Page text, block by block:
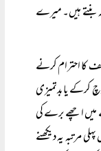
بنتے ہیں۔ میرے
کا احترام کرنے
کرکے یا بدتمیزی
میں اچھے برے کی
مرتبہ یہ دیکھنے